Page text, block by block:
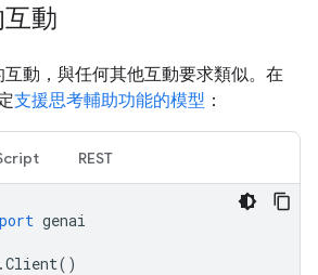
動
動，與任何其他互動要求類似。在
支援思考輔助功能的模型 ：
REST
genai
.Client()